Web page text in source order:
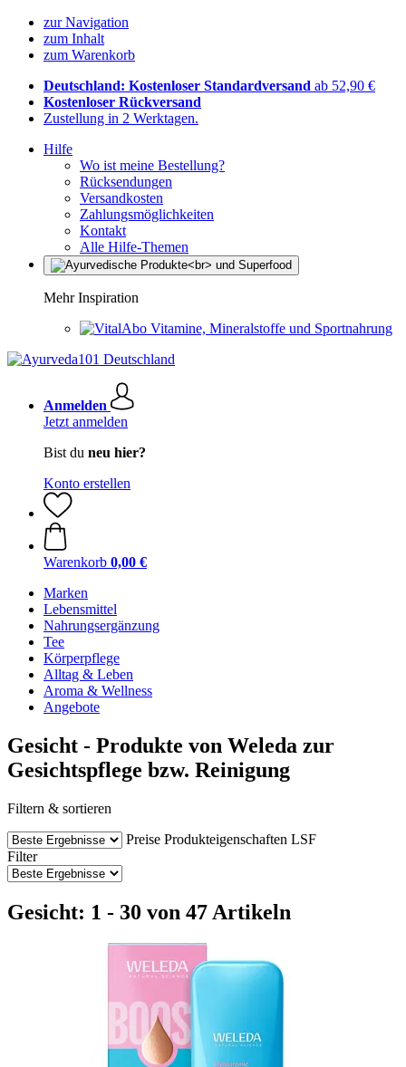
zur Navigation
zum Inhalt
zum Warenkorb
Deutschland: Kostenloser Standardversand ab 52,90 €
Kostenloser Rückversand
Zustellung in 2 Werktagen.
Hilfe
Wo ist meine Bestellung?
Rücksendungen
Versandkosten
Zahlungsmöglichkeiten
Kontakt
Alle Hilfe-Themen
Mehr Inspiration
Vitamine, Mineralstoffe und Sportnahrung
Anmelden
Jetzt anmelden
Bist du neu hier?
Konto erstellen
Warenkorb 0,00 €
Marken
Lebensmittel
Nahrungsergänzung
Tee
Körperpflege
Alltag & Leben
Aroma & Wellness
Angebote
Gesicht - Produkte von Weleda zur
Gesichtspflege bzw. Reinigung
Filtern & sortieren
Preise Produkteigenschaften LSF
Filter
Gesicht: 1 - 30 von 47 Artikeln